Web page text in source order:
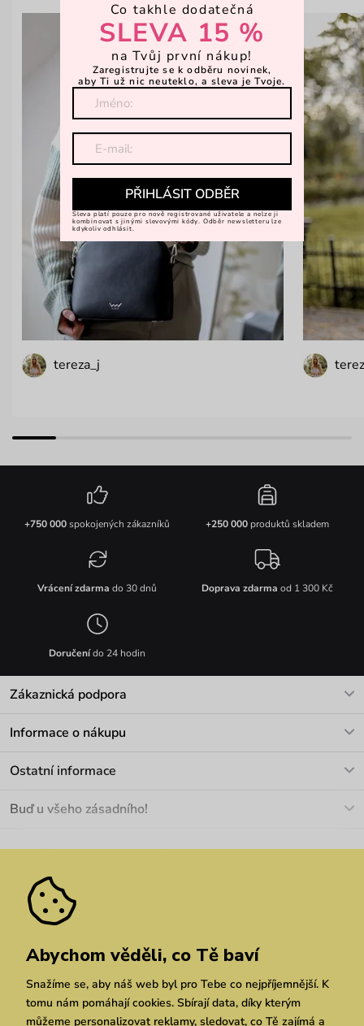
tereza_j
+750 000spokojených zákazníků +250 000produktů skladem
Vrácení zdarma do 30 dnů Doprava zdarma od 1 300 Kč
Doručenído 24 hodin
Zákaznická podpora
Informace o nákupu
Materiály a údržba
Pozáruční opravy
Ostatní informace
Velkoobchod
We Care
Dárkové poukazy
Vuchlook
Prodejny
Praha Brno Chrudim
Buď u všeho zásadního!
Zásady ochrany osobních údajů
Abychom věděli, co Tě baví
Snažíme se, aby náš web byl pro Tebe co nejpříjemnější. K
tomu nám pomáhají cookies. Sbírají data, díky kterým
můžeme personalizovat reklamy, sledovat, co Tě zajímá a
Co takhle dodatečná
SLEVA 15 %
na Tvůj první nákup!
Zaregistrujte se k odběru novinek,
aby Ti už nic neuteklo, a sleva je Tvoje.
PŘIHLÁSIT ODBĚR
Sleva platí pouze pro nově registrované uživatele a nelze ji
kombinovat s jinými slevovými kódy. Odběr newsletteru lze
kdykoliv odhlásit.